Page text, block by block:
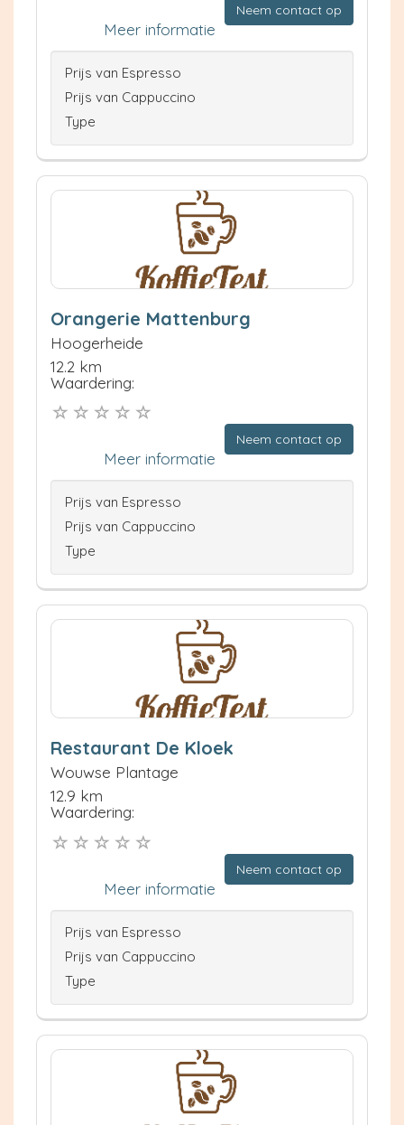
Neem contact op
Meer informatie
Prijs van Espresso
Prijs van Cappuccino
Type
Orangerie Mattenburg
Hoogerheide
12.2 km
Waardering:
Neem contact op
Meer informatie
Prijs van Espresso
Prijs van Cappuccino
Type
Restaurant De Kloek
Wouwse Plantage
12.9 km
Waardering:
Neem contact op
Meer informatie
Prijs van Espresso
Prijs van Cappuccino
Type